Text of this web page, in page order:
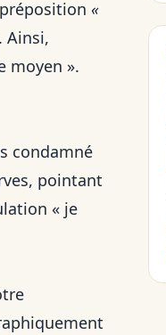
«
Ainsi,
moyen ».
condamné
pointant
« je